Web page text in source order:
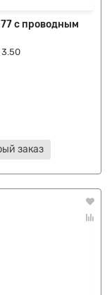
с проводным
3.50
заказ